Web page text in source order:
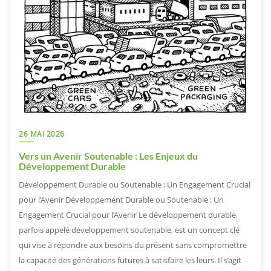
26 MAI 2026
Vers un Avenir Soutenable : Les Enjeux du
Développement Durable
Développement Durable ou Soutenable : Un Engagement Crucial
pour l’Avenir Développement Durable ou Soutenable : Un
Engagement Crucial pour l’Avenir Le développement durable,
parfois appelé développement soutenable, est un concept clé
qui vise à répondre aux besoins du présent sans compromettre
la capacité des générations futures à satisfaire les leurs. Il s’agit